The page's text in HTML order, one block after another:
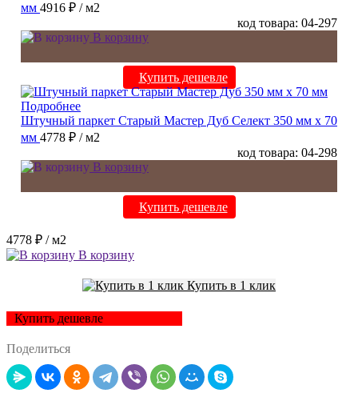
мм 4916 ₽ / м2
код товара: 04-297
В корзину
Купить дешевле
Подробнее
Штучный паркет Старый Мастер Дуб Селект 350 мм х 70
мм 4778 ₽ / м2
код товара: 04-298
В корзину
Купить дешевле
4778 ₽ / м2
В корзину
Купить в 1 клик
Купить дешевле
Поделиться